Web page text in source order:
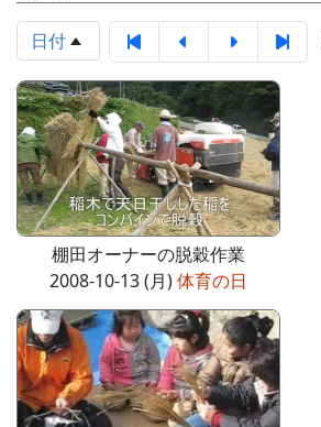
日付
棚田オーナーの脱穀作業
2008-10-13 (月)体育の日